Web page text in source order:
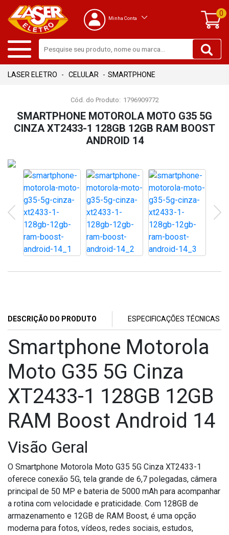
Minha Conta
0
CELULAR SMARTPHONE
Cód. do Produto: 1796909772
SMARTPHONE MOTOROLA MOTO G35 5G
CINZA XT2433-1 128GB 12GB RAM BOOST
ANDROID 14
DESCRIÇÃO DO PRODUTO ESPECIFICAÇÕES TÉCNICAS
Smartphone Motorola
Moto G35 5G Cinza
XT2433-1 128GB 12GB
RAM Boost Android 14
Visão Geral
O Smartphone Motorola Moto G35 5G Cinza XT2433-1
oferece conexão 5G, tela grande de 6,7 polegadas, câmera
principal de 50 MP e bateria de 5000 mAh para acompanhar
a rotina com velocidade e praticidade. Com 128GB de
armazenamento e 12GB de RAM Boost, é uma opção
moderna para fotos, vídeos, redes sociais, estudos,